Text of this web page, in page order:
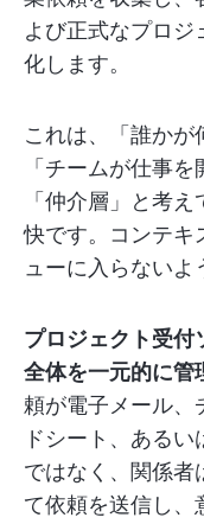
よび正式なプロ
化します。
これは、「誰かが
「チームが仕事
「仲介層」と考
快です。コンテキ
ューに入らないよ
プロジェクト受付
全体を一元的に管
頼が電子メール、
ドシート、ある
ではなく、関係者
て依頼を送信し、